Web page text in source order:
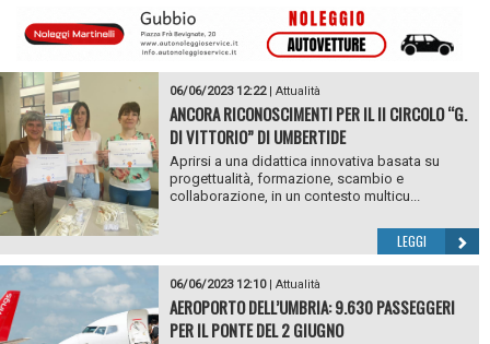
06/06/2023 12:22| Attualità
ANCORA RICONOSCIMENTI PER IL II CIRCOLO “G.
DI VITTORIO” DI UMBERTIDE
Aprirsi a una didattica innovativa basata su
progettualità, formazione, scambio e
collaborazione, in un contesto multicu...
LEGGI
06/06/2023 12:10| Attualità
AEROPORTO DELL’UMBRIA: 9.630 PASSEGGERI
PER IL PONTE DEL 2 GIUGNO